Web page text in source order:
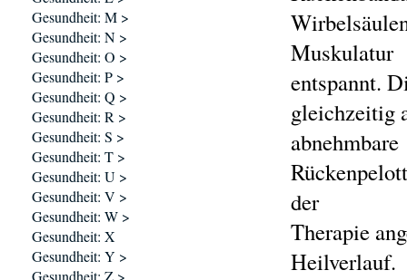
Muskulatur
entspannt.
gleichzeitig
abnehmbare
der
Therapie
Heilverlauf.
Gesundheit: M >
Gesundheit: N >
Gesundheit: O >
Gesundheit: P >
Gesundheit: Q >
Gesundheit: R >
Gesundheit: S >
Gesundheit: T >
Gesundheit: U >
Gesundheit: V >
Gesundheit: W >
Gesundheit: X
Gesundheit: Y >
Gesundheit: Z >